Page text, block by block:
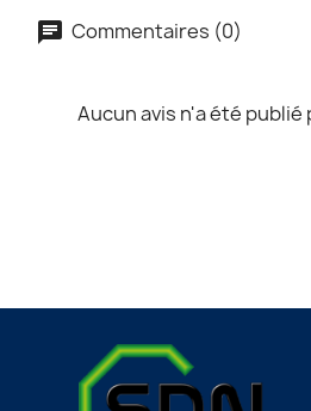
Commentaires (0)
Aucun avis n'a été publié